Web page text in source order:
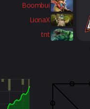
Boombui
LionaX
tnt